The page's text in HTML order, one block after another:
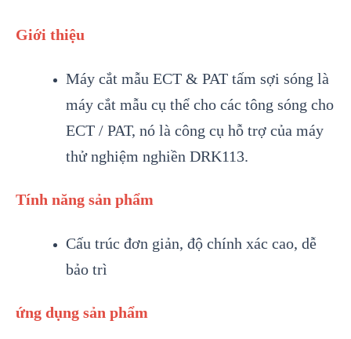
Giới thiệu
Máy cắt mẫu ECT & PAT tấm sợi sóng là
máy cắt mẫu cụ thể cho các tông sóng cho
ECT / PAT, nó là công cụ hỗ trợ của máy
thử nghiệm nghiền DRK113.
Tính năng sản phẩm
Cấu trúc đơn giản, độ chính xác cao, dễ
bảo trì
ứng dụng sản phẩm